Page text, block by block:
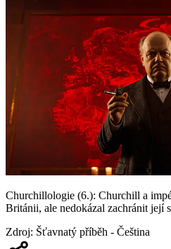
Churchillologie (6.): Churchill a
Británii, ale nedokázal zachránit její
Zdroj: Šťavnatý příběh - Čeština